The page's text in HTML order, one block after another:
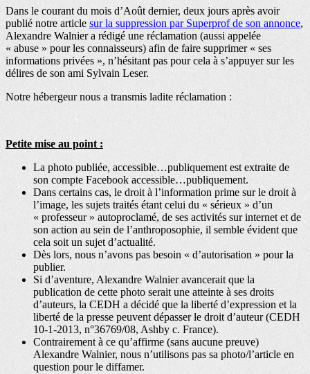
Dans le courant du mois d’Août dernier, deux jours après avoir
publié notre article sur la suppression par Superprof de son annonce,
Alexandre Walnier a rédigé une réclamation (aussi appelée
« abuse » pour les connaisseurs) afin de faire supprimer « ses
informations privées », n’hésitant pas pour cela à s’appuyer sur les
délires de son ami Sylvain Leser.
Notre hébergeur nous a transmis ladite réclamation :
Petite mise au point :
La photo publiée, accessible…publiquement est extraite de
son compte Facebook accessible…publiquement.
Dans certains cas, le droit à l’information prime sur le droit à
l’image, les sujets traités étant celui du « sérieux » d’un
« professeur » autoproclamé, de ses activités sur internet et de
son action au sein de l’anthroposophie, il semble évident que
cela soit un sujet d’actualité.
Dès lors, nous n’avons pas besoin « d’autorisation » pour la
publier.
Si d’aventure, Alexandre Walnier avancerait que la
publication de cette photo serait une atteinte à ses droits
d’auteurs, la CEDH a décidé que la liberté d’expression et la
liberté de la presse peuvent dépasser le droit d’auteur (CEDH
10-1-2013, n°36769/08, Ashby c. France).
Contrairement à ce qu’affirme (sans aucune preuve)
Alexandre Walnier, nous n’utilisons pas sa photo/l’article en
question pour le diffamer.